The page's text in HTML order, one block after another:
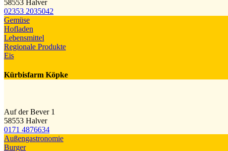
58553 Halver
02353 2035042
Gemüse
Hofladen
Lebensmittel
Regionale Produkte
Eis
Kürbisfarm Köpke
Auf der Bever 1
58553 Halver
0171 4876634
Außengastronomie
Burger